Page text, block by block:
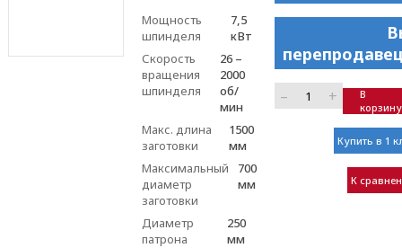
Мощность
шпинделя
7,5
кВт
Скорость
вращения
шпинделя
26 –
2000
об/
мин
Макс. длина
заготовки
1500
мм
Максимальный
диаметр
заготовки
700
мм
Диаметр
патрона
250
мм
– +
В
корзину
Купить в 1
К